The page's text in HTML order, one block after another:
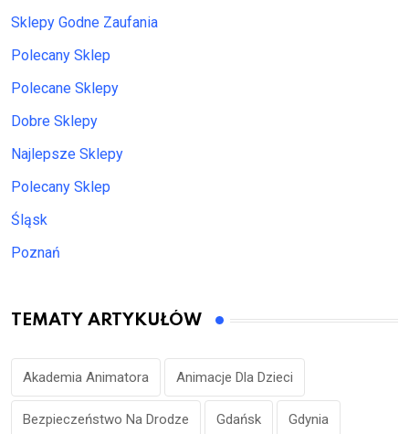
Sklepy Godne Zaufania
Polecany Sklep
Polecane Sklepy
Dobre Sklepy
Najlepsze Sklepy
Polecany Sklep
Śląsk
Poznań
TEMATY ARTYKUŁÓW
Akademia Animatora Animacje Dla Dzieci
Bezpieczeństwo Na Drodze Gdańsk Gdynia